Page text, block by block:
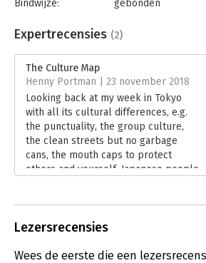
Bindwijze:
gebonden
Uitgever:
PUBLIC AFFAIRS
Verschijningsdatum:
Hoofdrubriek: Algemeen
Expertrecensies (2)
The Culture Map
Henny Portman | 23 november 2018
Looking back at my week in Tokyo
with all its cultural differences, e.g.
the punctuality, the group culture,
the clean streets but no garbage
cans, the mouth caps to protect
others and yourself, Japanese people
The culture map – Decoding how
cultures written by Erin Meyer was a
Lezersrecensies
Wees de eerste die een